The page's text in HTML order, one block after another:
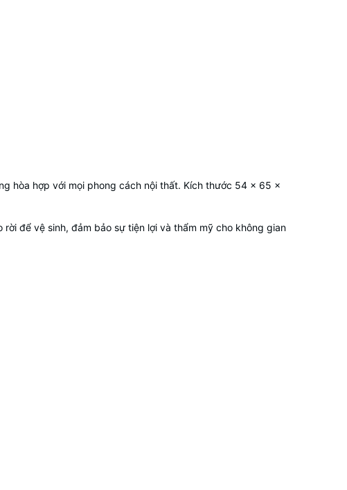
hòa hợp với mọi phong cách nội thất. Kích thước 54 x 65 x
để vệ sinh, đảm bảo sự tiện lợi và thẩm mỹ cho không gian